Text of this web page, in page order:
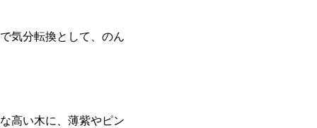
気分転換として、のん
高い木に、薄紫やピン